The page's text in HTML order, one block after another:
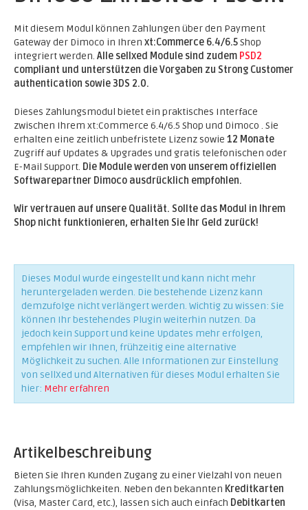
Mit diesem Modul können Zahlungen über den Payment
Gateway der Dimoco in Ihren xt:Commerce 6.4/6.5Shop
integriert werden. Alle sellxed Module sind zudem PSD2
compliant und unterstützen die Vorgaben zu Strong Customer
authentication sowie 3DS 2.0.
Dieses Zahlungsmodul bietet ein praktisches Interface
zwischen Ihrem xt:Commerce 6.4/6.5 Shop und Dimoco . Sie
erhalten eine zeitlich unbefristete Lizenz sowie 12 Monate
Zugriff auf Updates & Upgrades und gratis telefonischen oder
E-Mail Support. Die Module werden von unserem offiziellen
Softwarepartner Dimoco ausdrücklich empfohlen.
Wir vertrauen auf unsere Qualität. Sollte das Modul in Ihrem
Shop nicht funktionieren, erhalten Sie Ihr Geld zurück!
Dieses Modul wurde eingestellt und kann nicht mehr
heruntergeladen werden. Die bestehende Lizenz kann
demzufolge nicht verlängert werden. Wichtig zu wissen: Sie
können Ihr bestehendes Plugin weiterhin nutzen. Da
jedoch kein Support und keine Updates mehr erfolgen,
empfehlen wir Ihnen, frühzeitig eine alternative
Möglichkeit zu suchen. Alle Informationen zur Einstellung
von sellXed und Alternativen für dieses Modul erhalten Sie
hier: Mehr erfahren
Artikelbeschreibung
Bieten Sie Ihren Kunden Zugang zu einer Vielzahl von neuen
Zahlungsmöglichkeiten. Neben den bekannten Kreditkarten
(Visa, Master Card, etc.), lassen sich auch einfach Debitkarten